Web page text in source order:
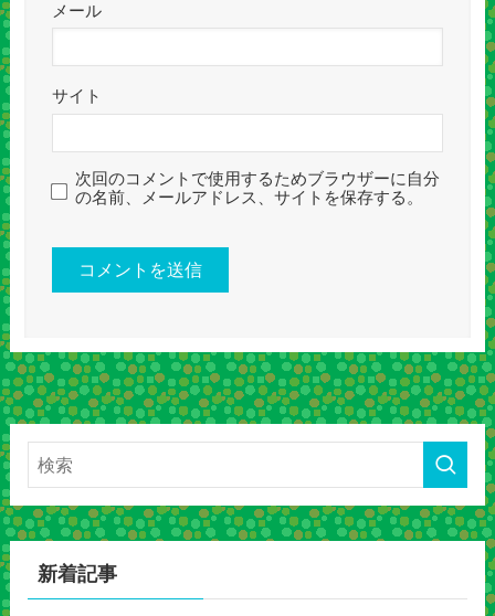
メール
サイト
次回のコメントで使用するためブラウザーに自分
の名前、メールアドレス、サイトを保存する。
新着記事